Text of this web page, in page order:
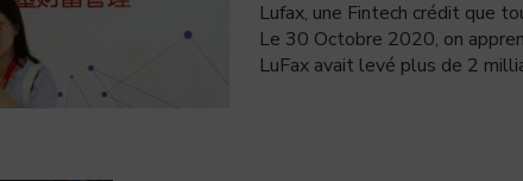
Lufax, une Fintech crédit que
Le 30 Octobre 2020, on
LuFax avait levé plus de 2